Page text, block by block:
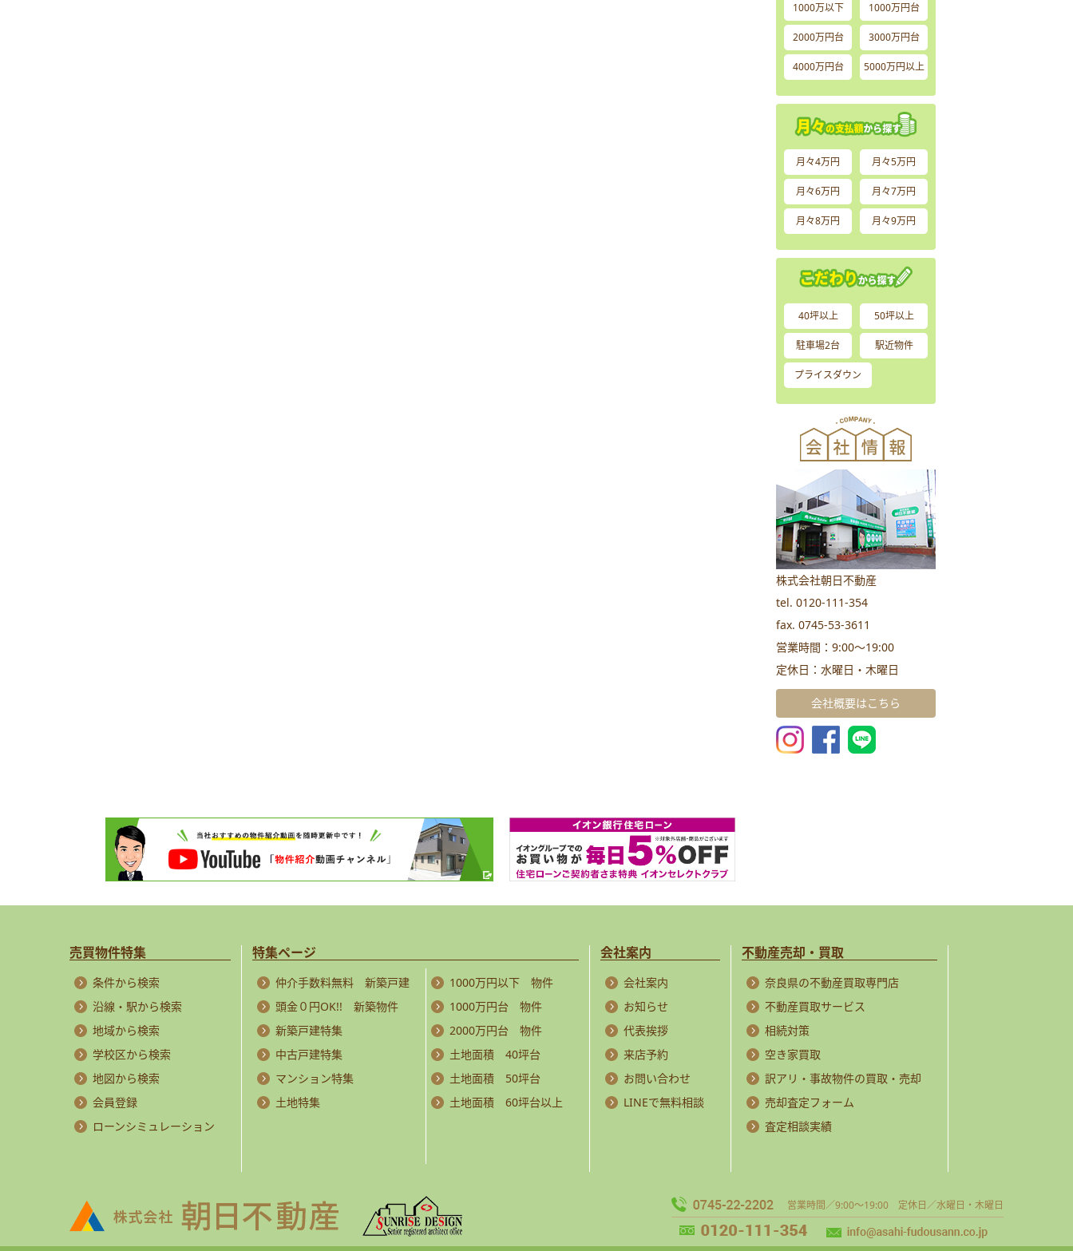
1000万以下 1000万円台
2000万円台 3000万円台
4000万円台 5000万円以上
月々4万円 月々5万円
月々6万円 月々7万円
月々8万円 月々9万円
40坪以上 50坪以上
駐車場2台 駅近物件
プライスダウン
株式会社朝日不動産
tel. 0120-111-354
fax. 0745-53-3611
営業時間：9:00～19:00
定休日：水曜日・木曜日
会社概要はこちら
売買物件特集
条件から検索
沿線・駅から検索
地域から検索
学校区から検索
地図から検索
会員登録
ローンシミュレーション
特集ページ
仲介手数料無料 新築戸建
頭金０円OK!! 新築物件
新築戸建特集
中古戸建特集
マンション特集
土地特集
1000万円以下 物件
1000万円台 物件
2000万円台 物件
土地面積 40坪台
土地面積 50坪台
土地面積 60坪台以上
会社案内
会社案内
お知らせ
代表挨拶
来店予約
お問い合わせ
LINEで無料相談
不動産売却・買取
奈良県の不動産買取専門店
不動産買取サービス
相続対策
空き家買取
訳アリ・事故物件の買取・売却
売却査定フォーム
査定相談実績
営業時間／9:00～19:00 定休日／水曜日・木曜日